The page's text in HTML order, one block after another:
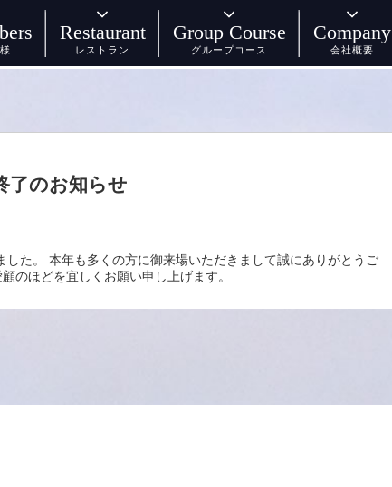
Restaurant
レストラン
Group Course
グループコース
Company
会社概要
了のお知らせ
た。 本年も多くの方に御来場いただきまして誠にありがとうご
のほどを宜しくお願い申し上げます。